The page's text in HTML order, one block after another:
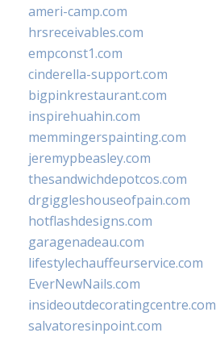
ameri-camp.com
hrsreceivables.com
empconst1.com
cinderella-support.com
bigpinkrestaurant.com
inspirehuahin.com
memmingerspainting.com
jeremypbeasley.com
thesandwichdepotcos.com
drgiggleshouseofpain.com
hotflashdesigns.com
garagenadeau.com
lifestylechauffeurservice.com
EverNewNails.com
insideoutdecoratingcentre.com
salvatoresinpoint.com